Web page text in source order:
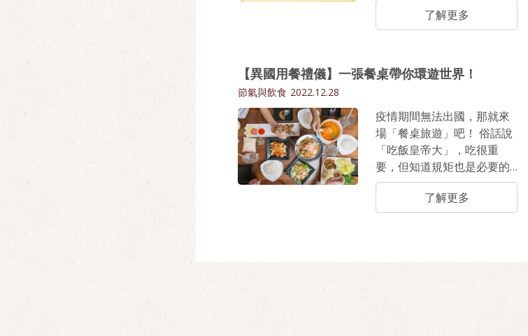
轉運、招桃花」等象徵意
義，我們從小到大人生中的
湯圓。 原來湯圓不只是品嚐
美味，更是幸福的象徵！
了解更多
【異國用餐禮儀】一張餐桌帶你環遊世界！
節氣與飲食 2022.12.28
疫情期間無法出國，那就來
場「餐桌旅遊」吧！ 俗話說
「吃飯皇帝大」，吃很重
要，但知道規矩也是必要的
～世界文化大不同，各國的
用餐禮儀也有些差異，在他
國違反了可是很失禮的呀～
了解更多